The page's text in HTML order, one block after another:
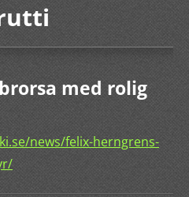
med rolig
news/felix-herngrens-